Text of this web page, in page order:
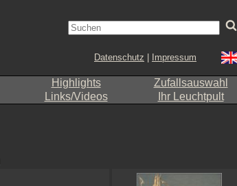
Datenschutz Impressum
Highlights
Zufallsauswahl
Links/Videos Ihr Leuchtpult